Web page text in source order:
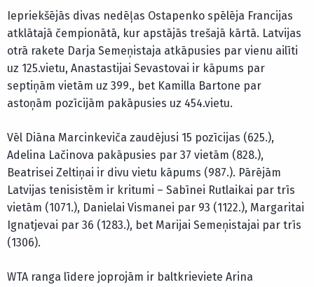
Iepriekšējās divas nedēļas Ostapenko spēlēja Francijas
atklātajā čempionātā, kur apstājās trešajā kārtā. Latvijas
otrā rakete Darja Semeņistaja atkāpusies par vienu ailīti
uz 125.vietu, Anastastijai Sevastovai ir kāpums par
septiņām vietām uz 399., bet Kamilla Bartone par
astoņām pozīcijām pakāpusies uz 454.vietu.
Vēl Diāna Marcinkeviča zaudējusi 15 pozīcijas (625.),
Adelina Lačinova pakāpusies par 37 vietām (828.),
Beatrisei Zeltiņai ir divu vietu kāpums (987.). Pārējām
Latvijas tenisistēm ir kritumi – Sabīnei Rutlaikai par trīs
vietām (1071.), Danielai Vismanei par 93 (1122.), Margaritai
Ignatjevai par 36 (1283.), bet Marijai Semeņistajai par trīs
(1306).
WTA ranga līdere joprojām ir baltkrieviete Arina